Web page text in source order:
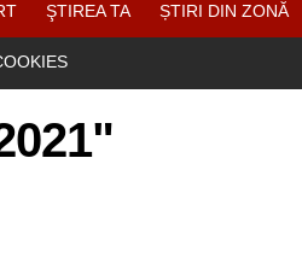
ŞTIREA TA ȘTIRI DIN ZONĂ